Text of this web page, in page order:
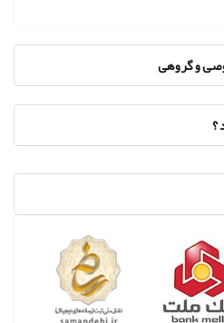
و گروهی
؟